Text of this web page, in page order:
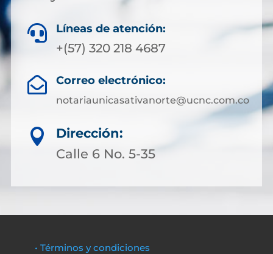
 Líneas de atención:
+(57) 320 218 4687
 Correo electrónico:
notariaunicasativanorte@ucnc.com.co

Dirección:
Calle 6 No. 5-35
• Términos y condiciones